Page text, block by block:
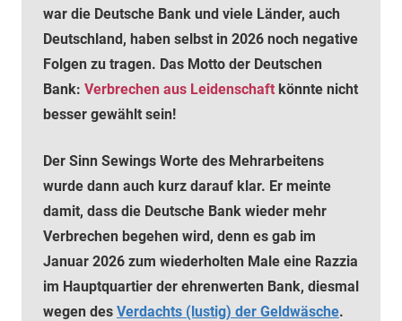
war die Deutsche Bank und viele Länder, auch
Deutschland, haben selbst in 2026 noch negative
Folgen zu tragen. Das Motto der Deutschen
Bank: Verbrechen aus Leidenschaft könnte nicht
besser gewählt sein!
Der Sinn Sewings Worte des Mehrarbeitens
wurde dann auch kurz darauf klar. Er meinte
damit, dass die Deutsche Bank wieder mehr
Verbrechen begehen wird, denn es gab im
Januar 2026 zum wiederholten Male eine Razzia
im Hauptquartier der ehrenwerten Bank, diesmal
wegen des Verdachts (lustig) der Geldwäsche.